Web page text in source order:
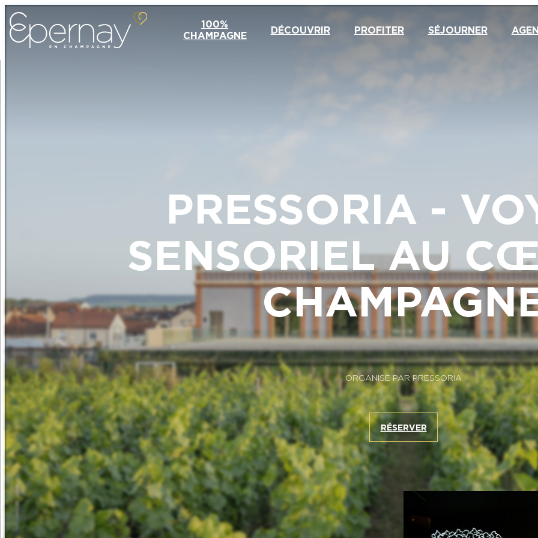
100%
CHAMPAGNE
DÉCOUVRIR PROFITER SÉJOURNER
PRESSORIA -
SENSORIEL AU
ORGANISÉ PAR PRESSORIA
RÉSERVER